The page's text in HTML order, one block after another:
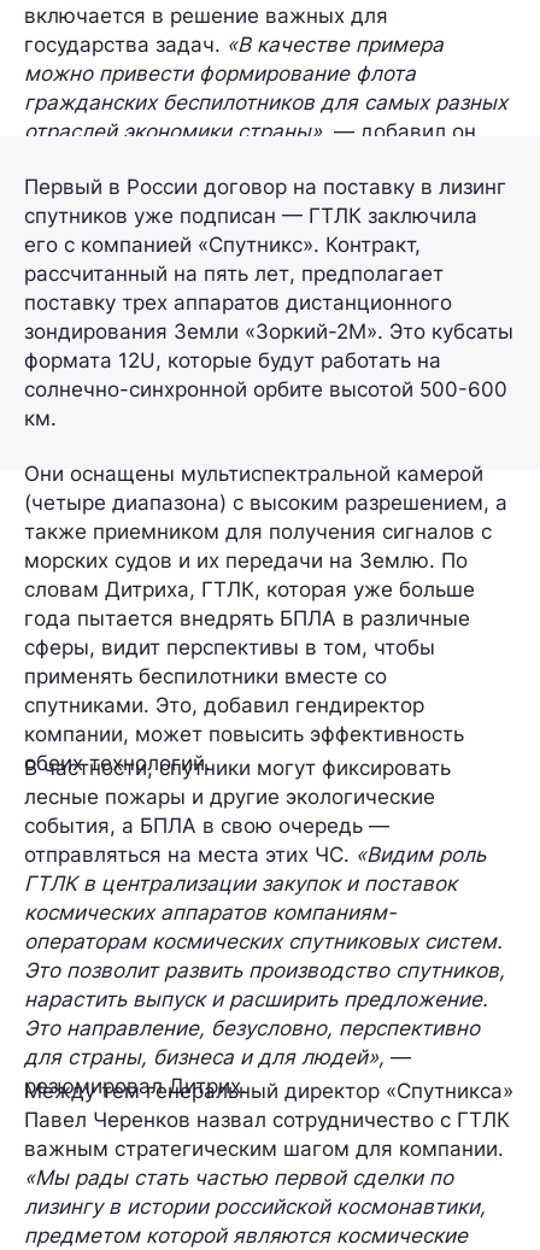
включается в решение важных для
государства задач. «В качестве примера
можно привести формирование флота
гражданских беспилотников для самых разных
отраслей экономики страны», — добавил он.
Первый в России договор на поставку в лизинг
спутников уже подписан — ГТЛК заключила
его с компанией «Спутникс». Контракт,
рассчитанный на пять лет, предполагает
поставку трех аппаратов дистанционного
зондирования Земли «Зоркий-2М». Это кубсаты
формата 12U, которые будут работать на
солнечно-синхронной орбите высотой 500-600
км.
Они оснащены мультиспектральной камерой
(четыре диапазона) с высоким разрешением, а
также приемником для получения сигналов с
морских судов и их передачи на Землю. По
словам Дитриха, ГТЛК, которая уже больше
года пытается внедрять БПЛА в различные
сферы, видит перспективы в том, чтобы
применять беспилотники вместе со
спутниками. Это, добавил гендиректор
компании, может повысить эффективность
обеих технологий.
В частности, спутники могут фиксировать
лесные пожары и другие экологические
события, а БПЛА в свою очередь —
отправляться на места этих ЧС. «Видим роль
ГТЛК в централизации закупок и поставок
космических аппаратов компаниям-
операторам космических спутниковых систем.
Это позволит развить производство спутников,
нарастить выпуск и расширить предложение.
Это направление, безусловно, перспективно
для страны, бизнеса и для людей», —
резюмировал Дитрих.
Между тем генеральный директор «Спутникса»
Павел Черенков назвал сотрудничество с ГТЛК
важным стратегическим шагом для компании.
«Мы рады стать частью первой сделки по
лизингу в истории российской космонавтики,
предметом которой являются космические